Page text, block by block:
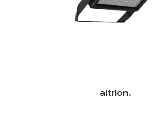
altrion.